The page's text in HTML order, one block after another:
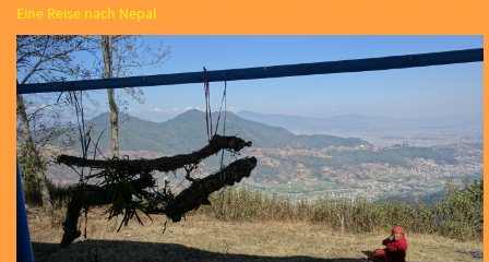
Eine Reise nach Nepal